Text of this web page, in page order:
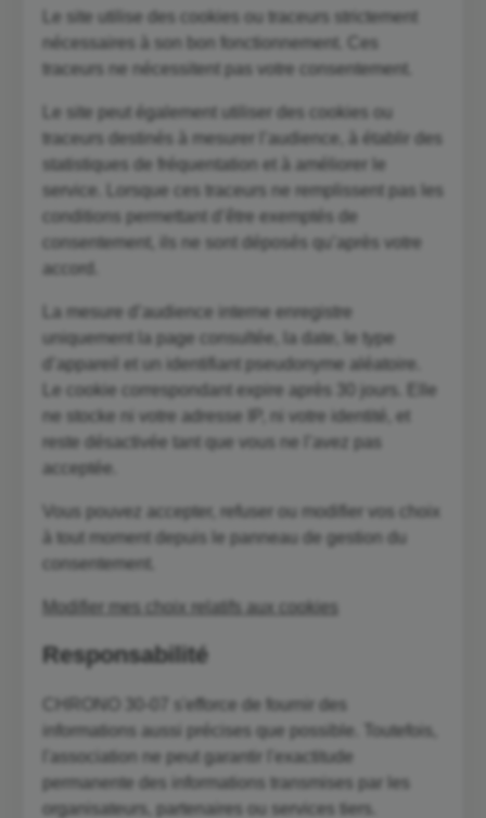
Le site utilise des cookies ou traceurs strictement
nécessaires à son bon fonctionnement. Ces
traceurs ne nécessitent pas votre consentement.
Le site peut également utiliser des cookies ou
traceurs destinés à mesurer l’audience, à établir des
statistiques de fréquentation et à améliorer le
service. Lorsque ces traceurs ne remplissent pas les
conditions permettant d’être exemptés de
consentement, ils ne sont déposés qu’après votre
accord.
La mesure d’audience interne enregistre
uniquement la page consultée, la date, le type
d’appareil et un identifiant pseudonyme aléatoire.
Le cookie correspondant expire après 30 jours. Elle
ne stocke ni votre adresse IP, ni votre identité, et
reste désactivée tant que vous ne l’avez pas
acceptée.
Vous pouvez accepter, refuser ou modifier vos choix
à tout moment depuis le panneau de gestion du
consentement.
Modifier mes choix relatifs aux cookies
Responsabilité
CHRONO 30-07 s'efforce de fournir des
informations aussi précises que possible. Toutefois,
l'association ne peut garantir l'exactitude
permanente des informations transmises par les
organisateurs, partenaires ou services tiers.